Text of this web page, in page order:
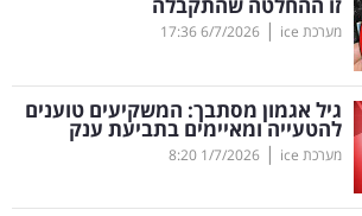
זו ההחלטה שהתקבלה
מערכת ice |
6/7/2026
17:36
גיל אגמון מסתבך: המשקיעים טוענים
להטעייה ומאיימים בתביעת ענק
מערכת ice |
1/7/2026
8:20